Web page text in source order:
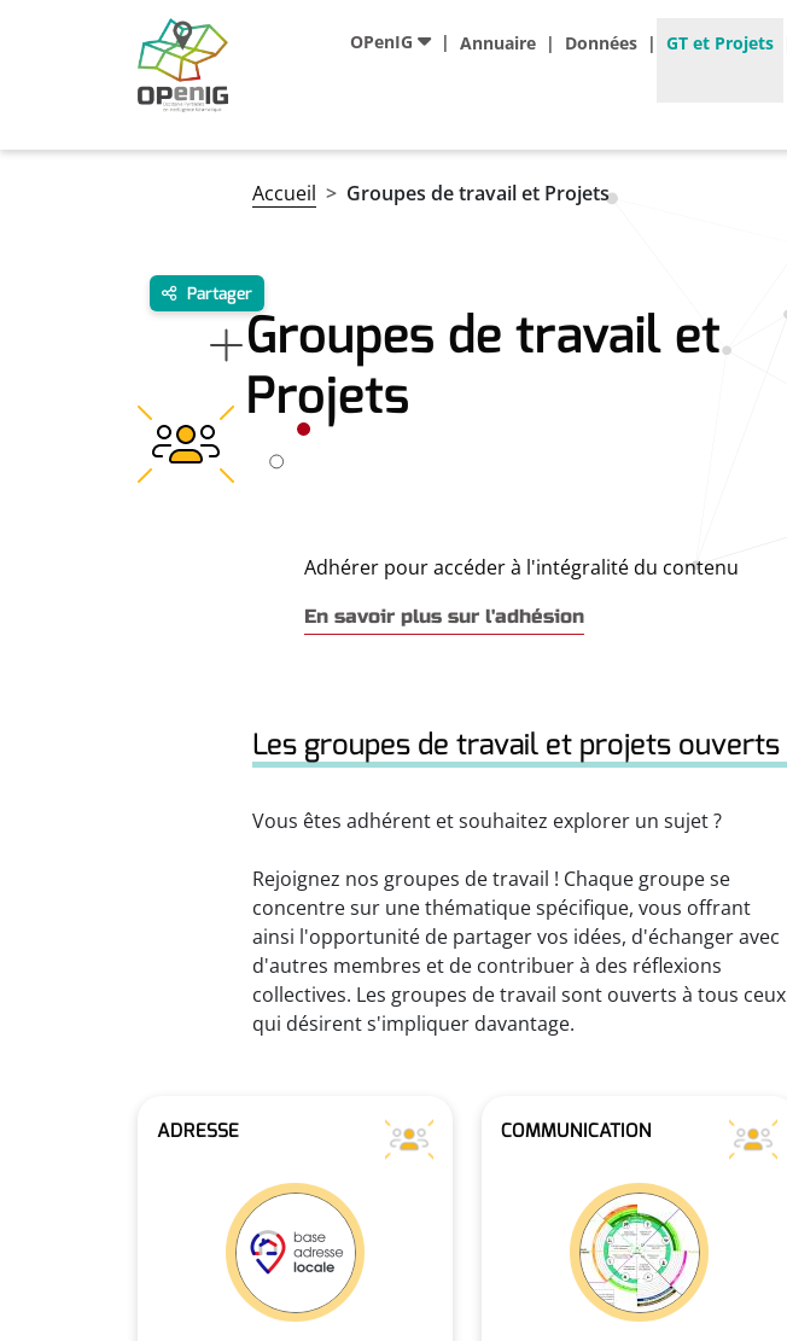
Aller au contenu principal
Navigation principale
OPenIG Annuaire Données GT et Projets
Fil d'Ariane
Accueil Groupes de travail et Projets
Groupes de travail et
Projets
Adhérer pour accéder à l'intégralité du contenu
En savoir plus sur l'adhésion
Partager
Les groupes de travail et projets ouverts
Vous êtes adhérent et souhaitez explorer un sujet ?
Rejoignez nos groupes de travail ! Chaque groupe se
concentre sur une thématique spécifique, vous offrant
ainsi l'opportunité de partager vos idées, d'échanger avec
d'autres membres et de contribuer à des réflexions
collectives. Les groupes de travail sont ouverts à tous ceux
qui désirent s'impliquer davantage.
ADRESSE COMMUNICATION